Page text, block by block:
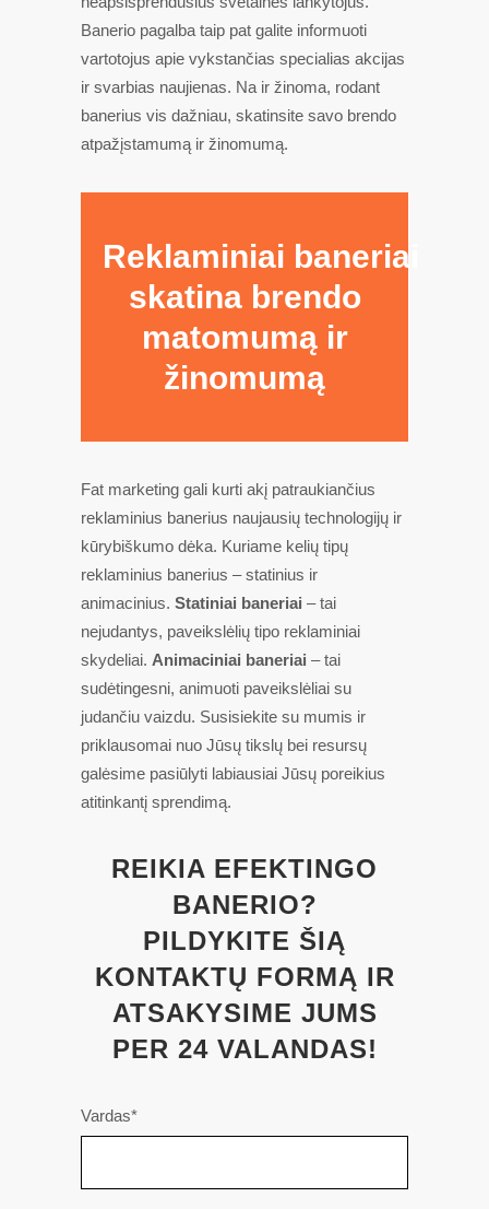
Banerio pagalba taip pat galite informuoti
vartotojus apie vykstančias specialias akcijas
ir svarbias naujienas. Na ir žinoma, rodant
banerius vis dažniau, skatinsite savo brendo
atpažįstamumą ir žinomumą.
Reklaminiai baneriai
skatina brendo
matomumą ir
žinomumą
Fat marketing gali kurti akį patraukiančius
reklaminius banerius naujausių technologijų ir
kūrybiškumo dėka. Kuriame kelių tipų
reklaminius banerius – statinius ir
animacinius. Statiniai baneriai – tai
nejudantys, paveikslėlių tipo reklaminiai
skydeliai. Animaciniai baneriai – tai
sudėtingesni, animuoti paveikslėliai su
judančiu vaizdu. Susisiekite su mumis ir
priklausomai nuo Jūsų tikslų bei resursų
galėsime pasiūlyti labiausiai Jūsų poreikius
atitinkantį sprendimą.
REIKIA EFEKTINGO
BANERIO?
PILDYKITE ŠIĄ
KONTAKTŲ FORMĄ IR
ATSAKYSIME JUMS
PER 24 VALANDAS!
Vardas*